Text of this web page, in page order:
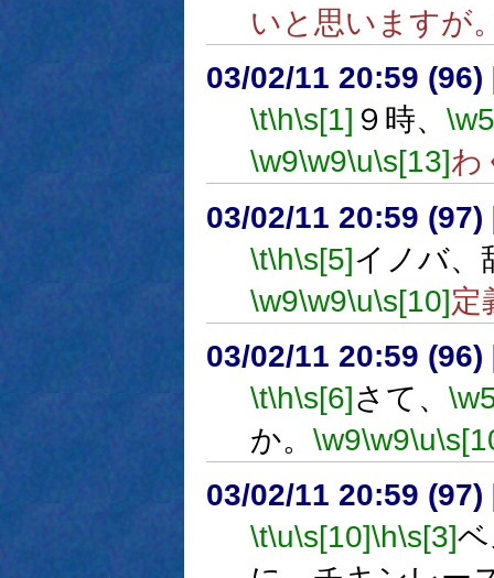
いと思いますが
03/02/11 20:59 (96)
\t\h\s[1] ９時、 \w5
\w9\w9\u\s[13]わ
03/02/11 20:59 (97)
\t\h\s[5]イノバ、
\w9\w9\u\s[10]定
03/02/11 20:59 (96)
\t\h\s[6]さて、
か。 \w9\w9\u
03/02/11 20:59 (97)
\t\u\s[10]\h\s[3]